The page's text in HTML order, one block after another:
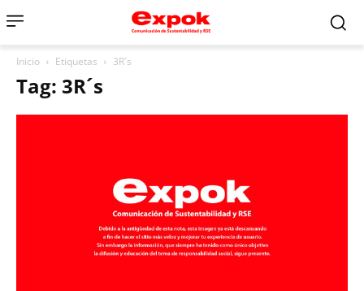
Inicio Etiquetas 3R´s
Tag: 3R´s